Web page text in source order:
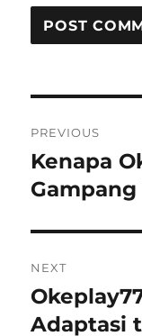
PREVIOUS
Previous
post:
Kenapa
Gampang
NEXT
Next
post:
Adaptasi